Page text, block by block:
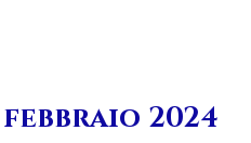
2024